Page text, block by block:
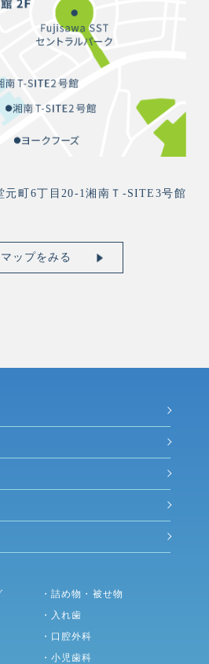
元町6丁目20-1湘南Ｔ-SITE3号館
ップをみる
・詰め物・被せ物
・入れ歯
・口腔外科
・小児歯科